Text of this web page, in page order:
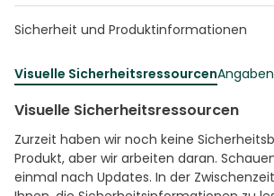
Sicherheit und Produktinformationen
Visuelle Sicherheitsressourcen
Visuelle Sicherheitsressourcen
Zurzeit haben wir noch keine
Produkt, aber wir arbeiten daran.
einmal nach Updates. In der